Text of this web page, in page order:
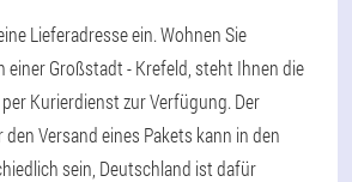
Lieferadresse ein. Wohnen Sie
einer Großstadt - Krefeld, steht Ihnen die
Kurierdienst zur Verfügung. Der
Versand eines Pakets kann in den
sein, Deutschland ist dafür